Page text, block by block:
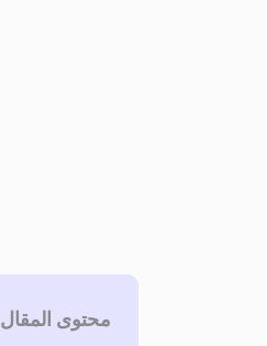
محتوى المقال